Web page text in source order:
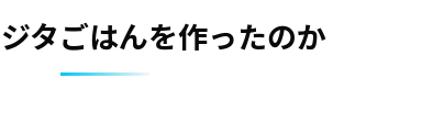
タごはんを作ったのか